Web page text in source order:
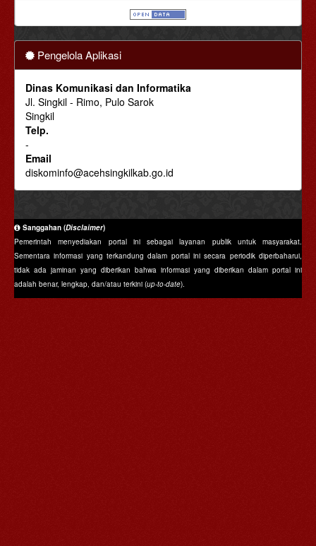
Pengelola Aplikasi
Dinas Komunikasi dan Informatika
Jl. Singkil - Rimo, Pulo Sarok
Singkil
Telp.
-
Email
diskominfo@acehsingkilkab.go.id
Sanggahan (Disclaimer)
Pemerintah menyediakan portal ini sebagai layanan publik untuk masyarakat.
Sementara informasi yang terkandung dalam portal ini secara periodik diperbaharui,
tidak ada jaminan yang diberikan bahwa informasi yang diberikan dalam portal ini
adalah benar, lengkap, dan/atau terkini (up-to-date).